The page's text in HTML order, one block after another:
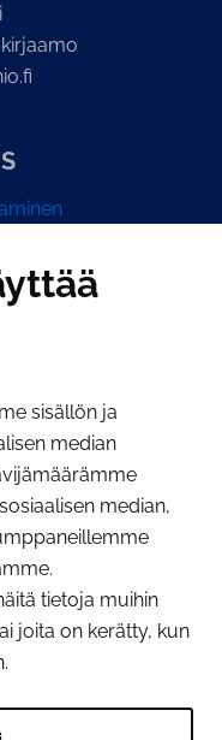
sisällön ja
median
median,
tietoja muihin
joita on kerätty, kun